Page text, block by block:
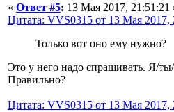
« Ответ #5: 13 Мая 2017, 21:51:21
Цитата: VVS0315 от 13 Мая 2017,
Только вот оно ему нужно?
Это у него надо спрашивать. Я/
Правильно?
Цитата: VVS0315 от 13 Мая 2017,